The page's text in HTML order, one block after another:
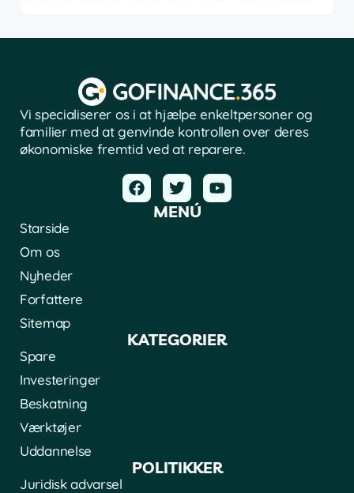
Vi specialiserer os i at hjælpe enkeltpersoner og
familier med at genvinde kontrollen over deres
økonomiske fremtid ved at reparere.
MENÚ
Starside
Om os
Nyheder
Forfattere
Sitemap
KATEGORIER
Spare
Investeringer
Beskatning
Værktøjer
Uddannelse
POLITIKKER
Juridisk advarsel